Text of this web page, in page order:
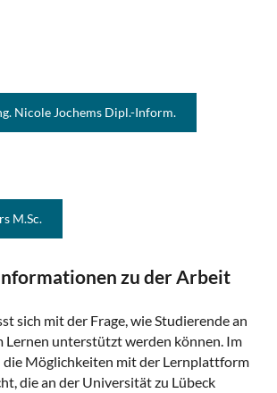
Nicole Jochems Dipl.-Inform.
M.Sc.
zu der Arbeit
sich mit der Frage, wie Studierende an
Lernen unterstützt werden können. Im
die Möglichkeiten mit der Lernplattform
die an der Universität zu Lübeck